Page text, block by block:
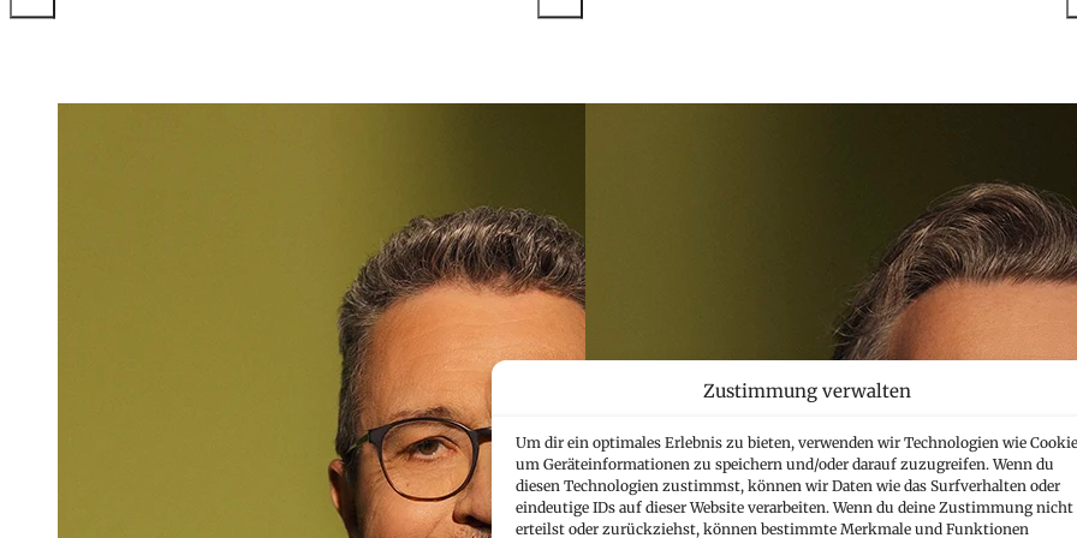
Zustimmung verwalten
Um dir ein optimales Erlebnis zu bieten, verwenden wir Technologien wie
um Geräteinformationen zu speichern und/oder darauf zuzugreifen. Wenn du
diesen Technologien zustimmst, können wir Daten wie das Surfverhalten oder
eindeutige IDs auf dieser Website verarbeiten. Wenn du deine Zustimmung nicht
erteilst oder zurückziehst, können bestimmte Merkmale und Funktionen